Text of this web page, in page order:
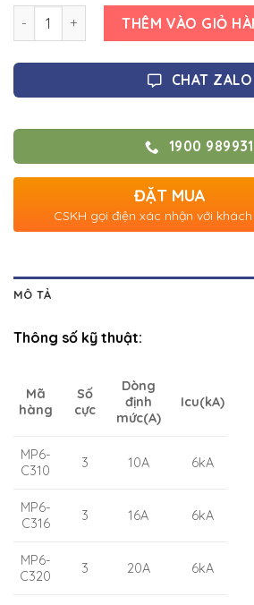
Số lượng THÊM VÀO GIỎ
CHAT ZALO
1900 989931
ĐẶT MUA
CSKH gọi điện xác nhận với
MÔ TẢ
Thông số kỹ thuật:
Mã
hàng
Số
cực
Dòng
định
mức(A)
Icu(kA)
MP6-
C310
3 10A 6kA
MP6-
C316
3 16A 6kA
MP6-
C320
3 20A 6kA